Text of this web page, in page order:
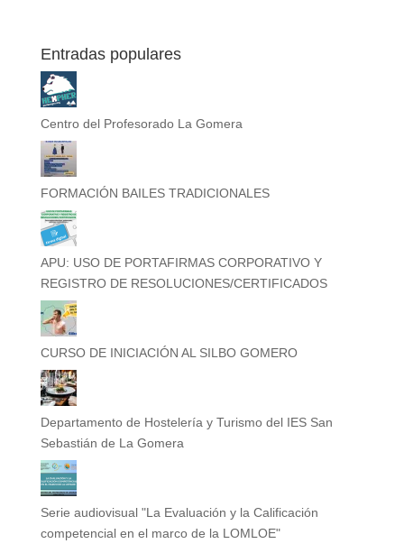
Entradas populares
Centro del Profesorado La Gomera
FORMACIÓN BAILES TRADICIONALES
APU: USO DE PORTAFIRMAS CORPORATIVO Y
REGISTRO DE RESOLUCIONES/CERTIFICADOS
CURSO DE INICIACIÓN AL SILBO GOMERO
Departamento de Hostelería y Turismo del IES San
Sebastián de La Gomera
Serie audiovisual "La Evaluación y la Calificación
competencial en el marco de la LOMLOE"